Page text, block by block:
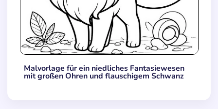
Malvorlage für ein niedliches Fantasiewesen
mit großen Ohren und flauschigem Schwanz